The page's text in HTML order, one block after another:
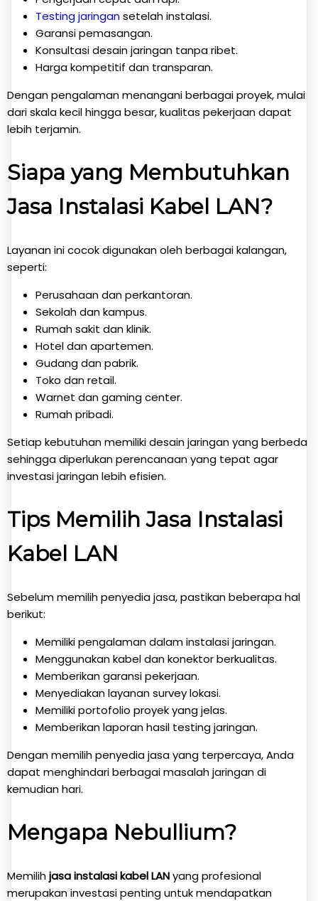
Testing jaringansetelah instalasi.
Garansi pemasangan.
Konsultasi desain jaringan tanpa ribet.
Harga kompetitif dan transparan.
Dengan pengalaman menangani berbagai proyek, mulai
dari skala kecil hingga besar, kualitas pekerjaan dapat
lebih terjamin.
Siapa yang Membutuhkan
Jasa Instalasi Kabel LAN?
Layanan ini cocok digunakan oleh berbagai kalangan,
seperti:
Perusahaan dan perkantoran.
Sekolah dan kampus.
Rumah sakit dan klinik.
Hotel dan apartemen.
Gudang dan pabrik.
Toko dan retail.
Warnet dan gaming center.
Rumah pribadi.
Setiap kebutuhan memiliki desain jaringan yang berbeda
sehingga diperlukan perencanaan yang tepat agar
investasi jaringan lebih efisien.
Tips Memilih Jasa Instalasi
Kabel LAN
Sebelum memilih penyedia jasa, pastikan beberapa hal
berikut:
Memiliki pengalaman dalam instalasi jaringan.
Menggunakan kabel dan konektor berkualitas.
Memberikan garansi pekerjaan.
Menyediakan layanan survey lokasi.
Memiliki portofolio proyek yang jelas.
Memberikan laporan hasil testing jaringan.
Dengan memilih penyedia jasa yang terpercaya, Anda
dapat menghindari berbagai masalah jaringan di
kemudian hari.
Mengapa Nebullium?
Memilihjasa instalasi kabel LANyang profesional
merupakan investasi penting untuk mendapatkan